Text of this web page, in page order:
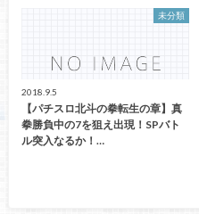
未分類
2018.9.5
【パチスロ北斗の拳転生の章】真
拳勝負中の7を狙え出現！SPバト
ル突入なるか！…